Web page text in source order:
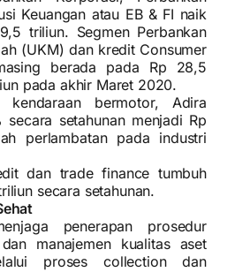
Keuangan atau EB & FI naik
triliun. Segmen Perbankan
(UKM) dan kredit Consumer
berada pada Rp 28,5
pada akhir Maret 2020.
kendaraan bermotor, Adira
secara setahunan menjadi Rp
perlambatan pada industri
dan trade finance tumbuh
secara setahunan.
penerapan prosedur
manajemen kualitas aset
proses collection dan